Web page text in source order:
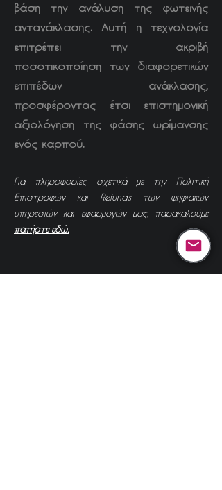
βάση την ανάλυση της φωτεινής
αντανάκλασης. Αυτή η τεχνολογία
επιτρέπει την ακριβή
ποσοτικοποίηση των διαφορετικών
επιπέδων ανάκλασης,
προσφέροντας έτσι επιστημονική
αξιολόγηση της φάσης ωρίμανσης
ενός καρπού.
Για πληροφορίες σχετικά με την Πολιτική
Επιστροφών και Refunds των ψηφιακών
υπηρεσιών και εφαρμογών μας, παρακαλούμε
πατήστε εδώ.